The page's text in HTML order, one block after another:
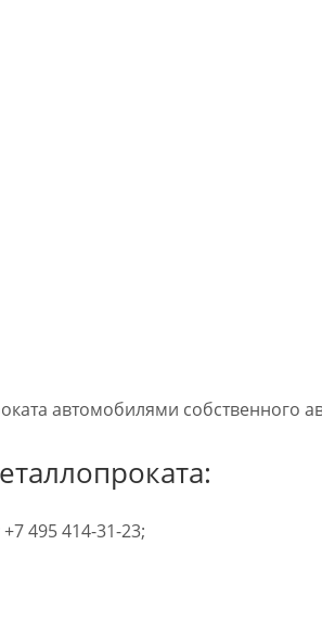
автомобилями собственного
495 414-31-23;